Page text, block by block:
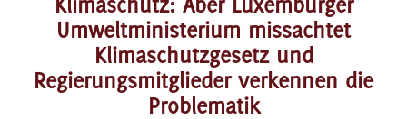
Umweltministerium missachtet
Klimaschutzgesetz und
Regierungsmitglieder verkennen die
Problematik